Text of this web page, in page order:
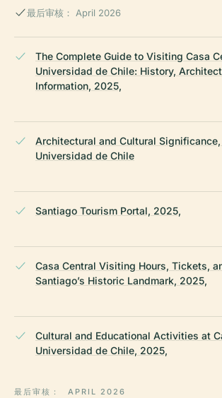
最后审核： April 2026
The Complete Guide to Visiting Casa
Universidad de Chile: History,
Information, 2025,
Architectural and Cultural
Universidad de Chile
Santiago Tourism Portal, 2025,
Casa Central Visiting Hours, Tickets,
Santiago’s Historic Landmark, 2025,
Cultural and Educational Activities at
Universidad de Chile, 2025,
最后审核： APRIL 2026